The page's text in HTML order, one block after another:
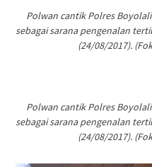
Polwan cantik Polres
sebagai sarana pengenalan
(24/08/2017).
Polwan cantik Polres
sebagai sarana pengenalan
(24/08/2017).